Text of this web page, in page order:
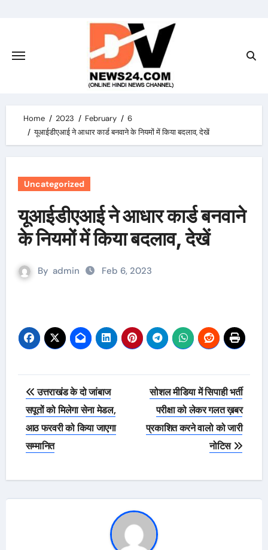
Home 2023 February
6
यूआईडीएआई ने आधार कार्ड बनवाने के नियमों में किया बदलाव, देखें
Uncategorized
यूआईडीएआई ने आधार कार्ड बनवाने
के नियमों में किया बदलाव, देखें
By admin Feb 6, 2023
Post
navigation
उत्तराखंड के दो जांबाज
सपूतों को मिलेगा सेना मेडल,
आठ फरवरी को किया जाएगा
सम्मानित
सोशल मीडिया में सिपाही भर्ती
परीक्षा को लेकर गलत ख़बर
प्रकाशित करने वालो को जारी
नोटिस